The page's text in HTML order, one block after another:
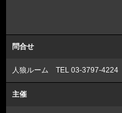
問合せ
人狼ルーム TEL 03-3797-4224
主催